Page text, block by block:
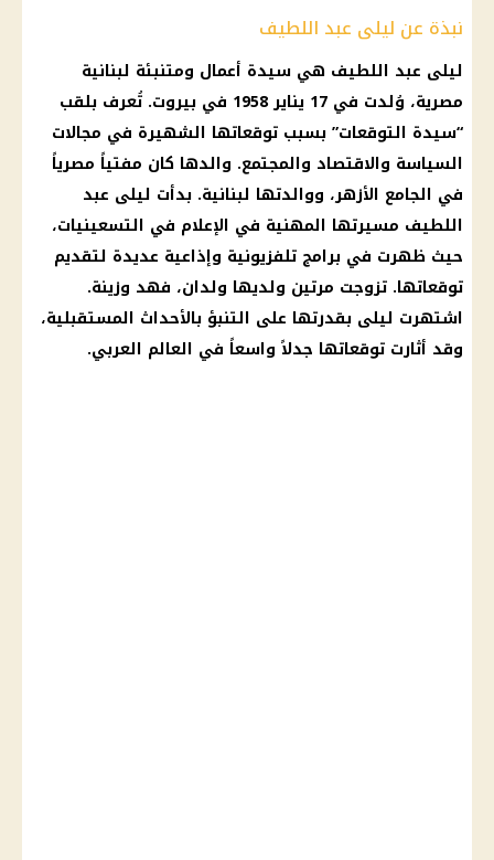
نبذة عن ليلى عبد اللطيف
ليلى عبد اللطيف هي سيدة أعمال ومتنبئة لبنانية
مصرية، وُلدت في 17 يناير 1958 في بيروت. تُعرف بلقب
“سيدة التوقعات” بسبب توقعاتها الشهيرة في مجالات
السياسة والاقتصاد والمجتمع. والدها كان مفتياً مصرياً
في الجامع الأزهر، ووالدتها لبنانية. بدأت ليلى عبد
اللطيف مسيرتها المهنية في الإعلام في التسعينيات،
حيث ظهرت في برامج تلفزيونية وإذاعية عديدة لتقديم
توقعاتها. تزوجت مرتين ولديها ولدان، فهد وزينة.
اشتهرت ليلى بقدرتها على التنبؤ بالأحداث المستقبلية،
وقد أثارت توقعاتها جدلاً واسعاً في العالم العربي.